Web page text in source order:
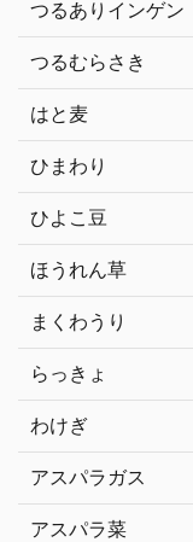
つるありインゲン
つるむらさき
はと麦
ひまわり
ひよこ豆
ほうれん草
まくわうり
らっきょ
わけぎ
アスパラガス
アスパラ菜